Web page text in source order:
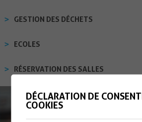
GESTION DES DÉCHETS
ECOLES
RÉSERVATION DES SALLES
DÉCLARATION DE
COOKIES